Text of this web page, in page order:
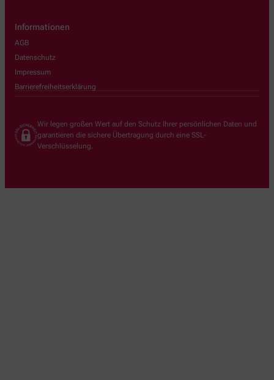
Informationen
AGB
Datenschutz
Impressum
Barrierefreiheitserklärung
Wir legen großen Wert auf den Schutz Ihrer persönlichen Daten und
garantieren die sichere Übertragung durch eine SSL-
Verschlüsselung.